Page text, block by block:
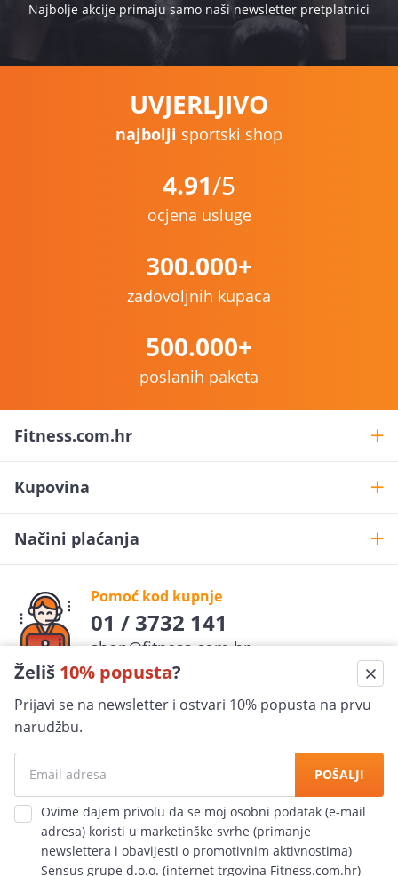
Želiš 10% popusta?
Prijavi se na newsletter i ostvari 10% popusta na prvu
narudžbu.
POŠALJI
Ovime dajem privolu da se moj osobni podatak (e-mail
adresa) koristi u marketinške svrhe (primanje
newslettera i obavijesti o promotivnim aktivnostima)
Sensus grupe d.o.o. (internet trgovina Fitness.com.hr)
Najbolje akcije primaju samo naši newsletter pretplatnici
UVJERLJIVO
najbolji sportski shop
4.91/5
ocjena usluge
300.000+
zadovoljnih kupaca
500.000+
poslanih paketa
Fitness.com.hr
Kupovina
Načini plaćanja
Pomoć kod kupnje
01 / 3732 141
shop@fitness.com.hr
pratite nas
Sigurna kupovina
100% jamčimo za sigurnost
Ekspresna dostava
po cijeloj Hrvatskoj